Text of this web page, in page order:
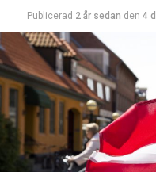
Publicerad 2 år sedan den 4